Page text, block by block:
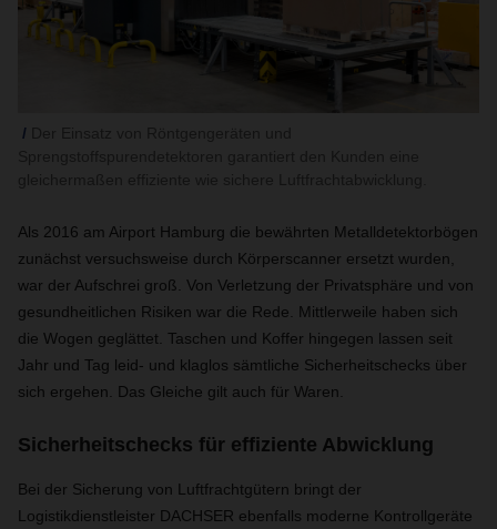
Als 2016 am Airport Hamburg die bewährten Metalldetektorbögen
zunächst versuchsweise durch Körperscanner ersetzt wurden,
war der Aufschrei groß. Von Verletzung der Privatsphäre und von
gesundheitlichen Risiken war die Rede. Mittlerweile haben sich
die Wogen geglättet. Taschen und Koffer hingegen lassen seit
Jahr und Tag leid- und klaglos sämtliche Sicherheitschecks über
sich ergehen. Das Gleiche gilt auch für Waren.
Sicherheitschecks für effiziente Abwicklung
Bei der Sicherung von Luftfrachtgütern bringt der
Logistikdienstleister DACHSER ebenfalls moderne Kontrollgeräte